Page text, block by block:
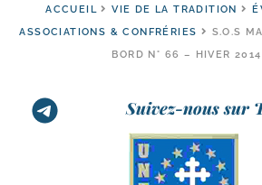
ACCUEIL VIE DE LA TRADITION
ASSOCIATIONS & CONFRÉRIES
S.O.S
BORD N° 66 – HIVER
Suivez-nous sur